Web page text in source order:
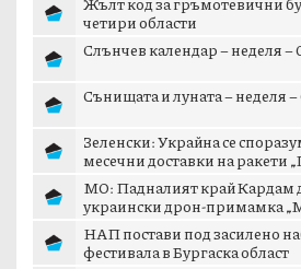
Жълт код за гръмотевични
четири области
Слънчев календар – неделя –
Сънищата и луната – неделя –
Зеленски: Украйна се
месечни доставки на ракети
МО: Падналият край Кардам
украински дрон-примамка
НАП постави под засилено
фестивала в Бургаска област